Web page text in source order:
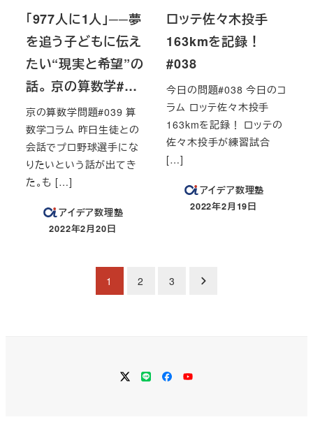
「977人に1人」──夢
を追う子どもに伝え
たい“現実と希望”の
話。 京の算数学#…
京の算数学問題#039 算
数学コラム 昨日生徒との
会話でプロ野球選手にな
りたいという話が出てき
た。も […]
アイデア数理塾
投稿日
2022年2月20日
ロッテ佐々木投手
163kmを記録！
#038
今日の問題#038 今日のコ
ラム ロッテ佐々木投手
163kmを記録！ ロッテの
佐々木投手が練習試合
[…]
アイデア数理塾
投稿日
2022年2月19日
1 2 3
Twitter
LINEFacebook
YouTube